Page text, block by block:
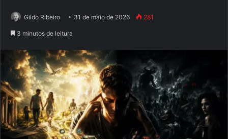
Gildo Ribeiro 31 de maio de 2026 281
3 minutos de leitura